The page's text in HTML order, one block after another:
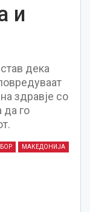
и
дека
здравје со
да го
МАКЕДОНИЈА